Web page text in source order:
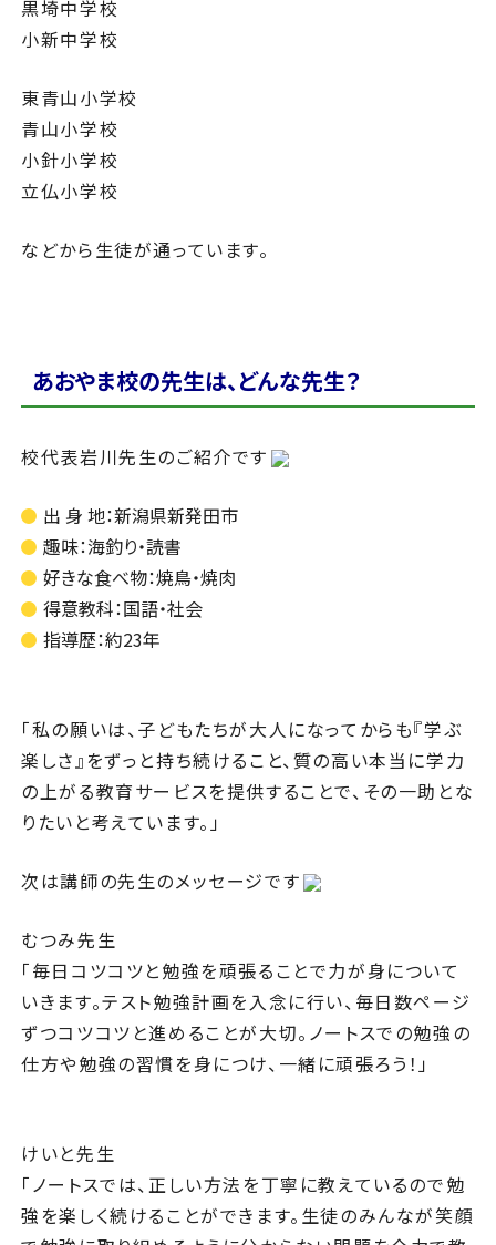
黒埼中学校
小新中学校
東青山小学校
青山小学校
小針小学校
立仏小学校
などから生徒が通っています。
あおやま校の先生は、どんな先生？
校代表岩川先生のご紹介です
出 身 地：新潟県新発田市
趣味：海釣り・読書
好きな食べ物：焼鳥・焼肉
得意教科：国語・社会
指導歴：約23年
「私の願いは、子どもたちが大人になってからも『学ぶ
楽しさ』をずっと持ち続けること、質の高い本当に学力
の上がる教育サービスを提供することで、その一助とな
りたいと考えています。」
次は講師の先生のメッセージです
むつみ先生
「毎日コツコツと勉強を頑張ることで力が身について
いきます。テスト勉強計画を入念に行い、毎日数ページ
ずつコツコツと進めることが大切。ノートスでの勉強の
仕方や勉強の習慣を身につけ、一緒に頑張ろう！」
けいと先生
「ノートスでは、正しい方法を丁寧に教えているので勉
強を楽しく続けることができます。生徒のみんなが笑顔